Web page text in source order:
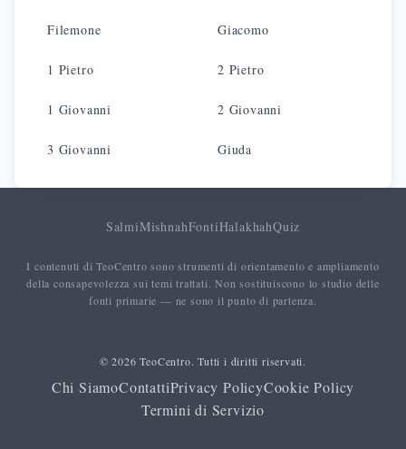
Filemone Giacomo
1 Pietro 2 Pietro
1 Giovanni 2 Giovanni
3 Giovanni Giuda
SalmiMishnahFontiHalakhahQuiz
I contenuti di TeoCentro sono strumenti di orientamento e ampliamento
della consapevolezza sui temi trattati. Non sostituiscono lo studio delle
fonti primarie — ne sono il punto di partenza.
© 2026 TeoCentro. Tutti i diritti riservati.
Chi SiamoContattiPrivacy PolicyCookie Policy
Termini di Servizio